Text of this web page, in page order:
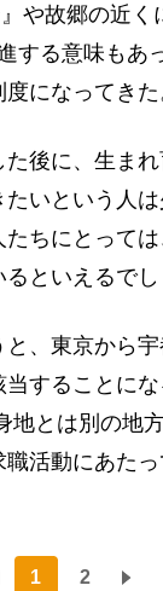
や故郷の近く
する意味もあ
になってきた
後に、生まれ
いという人
ちにとって
といえるでし
、東京から宇
することに
地とは別の地
活動にあた
1 2